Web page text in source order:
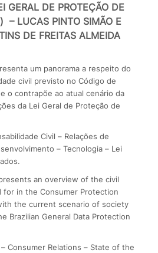
GERAL DE PROTEÇÃO DE
– LUCAS PINTO SIMÃO E
DE FREITAS ALMEIDA
um panorama a respeito do
civil previsto no Código de
o contrapõe ao atual cenário da
da Lei Geral de Proteção de
Civil – Relações de
– Tecnologia – Lei
an overview of the civil
for in the Consumer Protection
the current scenario of society
Brazilian General Data Protection
Consumer Relations – State of the